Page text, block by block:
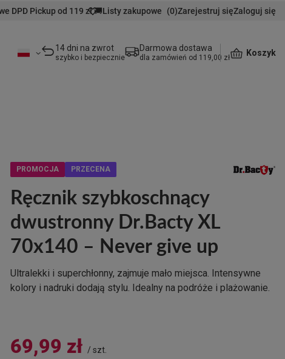
DPD Pickup od 119 zł 🚚Listy zakupowe (0)Zarejestruj sięZaloguj się
14 dni na zwrot
szybko i bezpiecznie
Darmowa dostawa
dla zamówień od 119,00 zł
Koszyk
PROMOCJA PRZECENA
Ręcznik szybkoschnący
dwustronny Dr.Bacty XL
70x140 – Never give up
Ultralekki i superchłonny, zajmuje mało miejsca. Intensywne
kolory i nadruki dodają stylu. Idealny na podróże i plażowanie.
69,99 zł /szt.